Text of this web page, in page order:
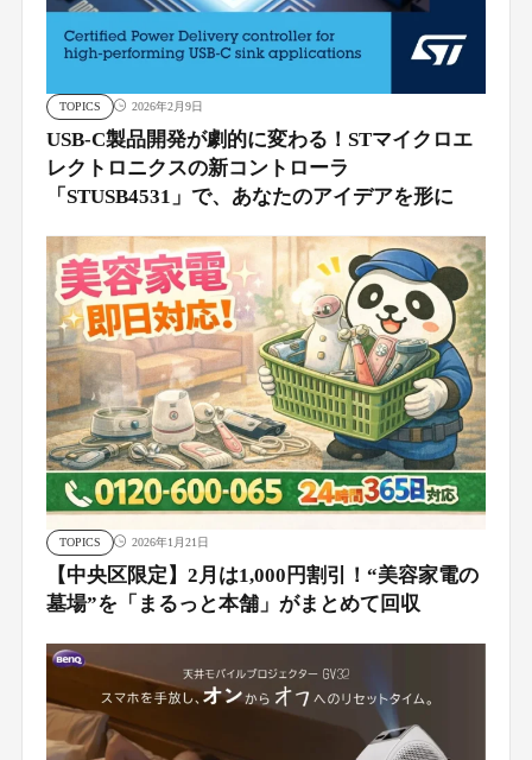
TOPICS 2026年2月9日
USB-C製品開発が劇的に変わる！STマイクロエ
レクトロニクスの新コントローラ
「STUSB4531」で、あなたのアイデアを形に
TOPICS 2026年1月21日
【中央区限定】2月は1,000円割引！“美容家電の
墓場”を「まるっと本舗」がまとめて回収